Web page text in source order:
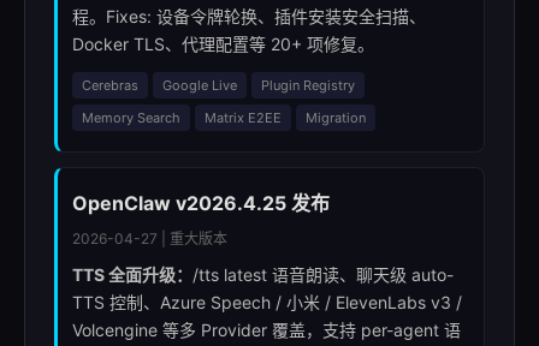
程。Fixes: 设备令牌轮换、插件安装安全扫描、
Docker TLS、代理配置等 20+ 项修复。
Cerebras Google Live
Plugin Registry
Memory Search
Matrix E2EE Migration
OpenClaw v2026.4.25 发布
2026-04-27 | 重大版本
TTS 全面升级： /tts latest 语音朗读、聊天级 auto-
TTS 控制、Azure Speech / 小米 / ElevenLabs v3 /
Volcengine 等多 Provider 覆盖，支持 per-agent 语